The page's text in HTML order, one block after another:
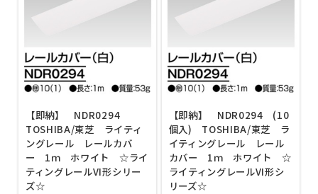
【即納】 NDR0294
TOSHIBA/東芝 ライティ
ングレール レールカバ
ー 1ｍ ホワイト ☆ライ
ティングレールVI形シリー
ズ☆
【即納】 NDR0294 (10
個入) TOSHIBA/東芝 ラ
イティングレール レール
カバー 1ｍ ホワイト ☆
ライティングレールVI形シ
リーズ☆